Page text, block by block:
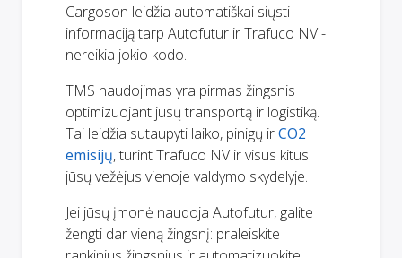
Cargoson leidžia automatiškai siųsti
informaciją tarp Autofutur ir Trafuco NV -
nereikia jokio kodo.
TMS naudojimas yra pirmas žingsnis
optimizuojant jūsų transportą ir logistiką.
Tai leidžia sutaupyti laiko, pinigų irCO2
emisijų, turint Trafuco NV ir visus kitus
jūsų vežėjus vienoje valdymo skydelyje.
Jei jūsų įmonė naudoja Autofutur, galite
žengti dar vieną žingsnį: praleiskite